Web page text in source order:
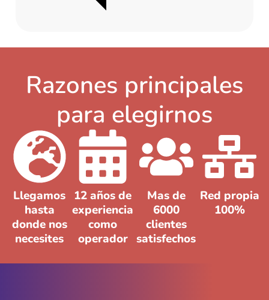
Razones principales
para elegirnos
Llegamos
hasta
donde nos
necesites
12 años de
experiencia
como
operador
Mas de
6000
clientes
satisfechos
Red propia
100%